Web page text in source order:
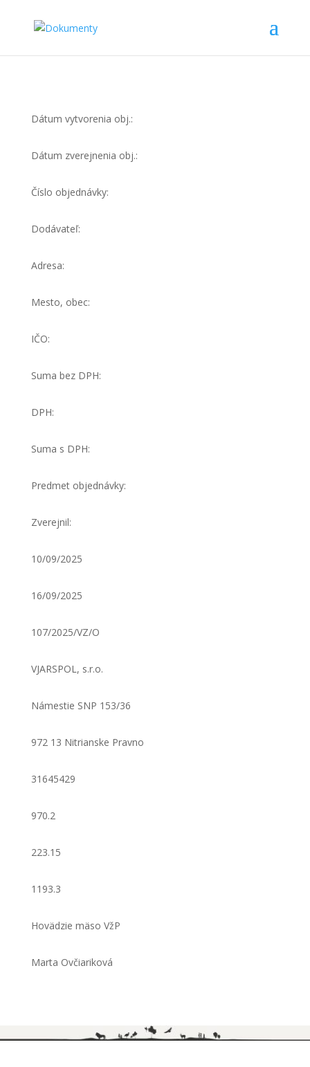
Dátum vytvorenia obj.:
Dátum zverejnenia obj.:
Číslo objednávky:
Dodávateľ:
Adresa:
Mesto, obec:
IČO:
Suma bez DPH:
DPH:
Suma s DPH:
Predmet objednávky:
Zverejnil:
10/09/2025
16/09/2025
107/2025/VZ/O
VJARSPOL, s.r.o.
Námestie SNP 153/36
972 13 Nitrianske Pravno
31645429
970.2
223.15
1193.3
Hovädzie mäso VžP
Marta Ovčiariková